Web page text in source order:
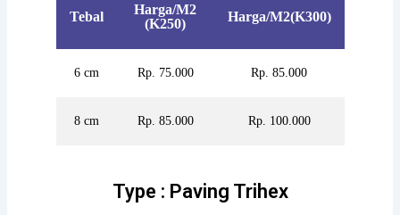
Tebal
Harga/M2
(K250)
Harga/M2(K300)
6 cm Rp. 75.000 Rp. 85.000
8 cm Rp. 85.000 Rp. 100.000
Type : Paving Trihex